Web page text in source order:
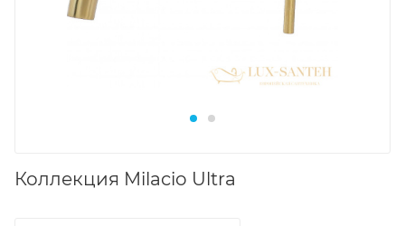
Коллекция Milacio Ultra